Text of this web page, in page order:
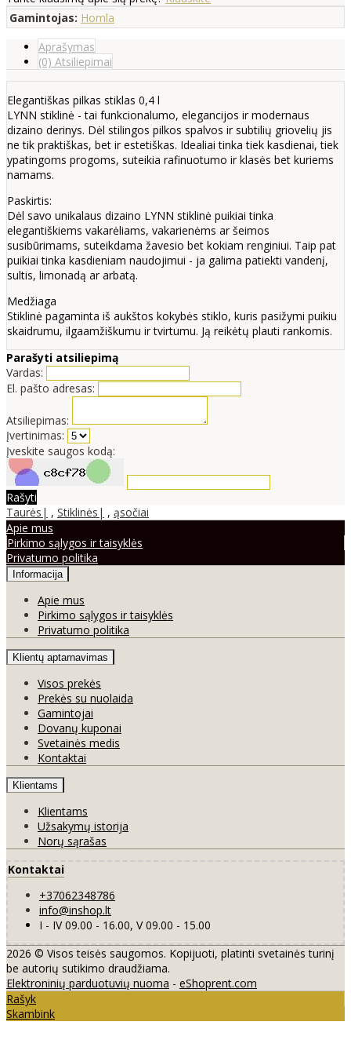
Gamintojas: Homla
Aprašymas
(0) Atsiliepimai
Elegantiškas pilkas stiklas 0,4 l
LYNN stiklinė - tai funkcionalumo, elegancijos ir modernaus
dizaino derinys. Dėl stilingos pilkos spalvos ir subtilių griovelių jis
ne tik praktiškas, bet ir estetiškas. Idealiai tinka tiek kasdienai, tiek
ypatingoms progoms, suteikia rafinuotumo ir klasės bet kuriems
namams.
Paskirtis:
Dėl savo unikalaus dizaino LYNN stiklinė puikiai tinka
elegantiškiems vakarėliams, vakarienėms ar šeimos
susibūrimams, suteikdama žavesio bet kokiam renginiui. Taip pat
puikiai tinka kasdieniam naudojimui - ja galima patiekti vandenį,
sultis, limonadą ar arbatą.
Medžiaga
Stiklinė pagaminta iš aukštos kokybės stiklo, kuris pasižymi puikiu
skaidrumu, ilgaamžiškumu ir tvirtumu. Ją reikėtų plauti rankomis.
Parašyti atsiliepimą
Vardas:
El. pašto adresas:
Atsiliepimas:
Įvertinimas:
Įveskite saugos kodą:
Rašyti
Taurės| , Stiklinės| , ąsočiai
Apie mus
Pirkimo sąlygos ir taisyklės
Privatumo politika
Informacija
Apie mus
Pirkimo sąlygos ir taisyklės
Privatumo politika
Klientų aptarnavimas
Visos prekės
Prekės su nuolaida
Gamintojai
Dovanų kuponai
Svetainės medis
Kontaktai
Klientams
Klientams
Užsakymų istorija
Norų sąrašas
Kontaktai
+37062348786
info@inshop.lt
I - IV 09.00 - 16.00, V 09.00 - 15.00
2026 © Visos teisės saugomos. Kopijuoti, platinti svetainės turinį
be autorių sutikimo draudžiama.
Elektroninių parduotuvių nuoma - eShoprent.com
Rašyk
Skambink